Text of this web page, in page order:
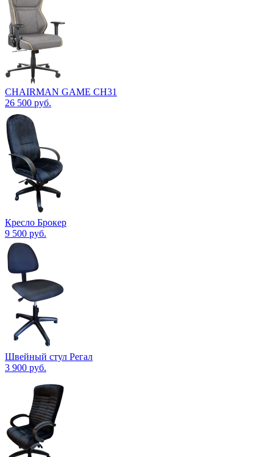
CHAIRMAN GAME CH31
26 500 руб.
Кресло Брокер
9 500 руб.
Швейный стул Регал
3 900 руб.